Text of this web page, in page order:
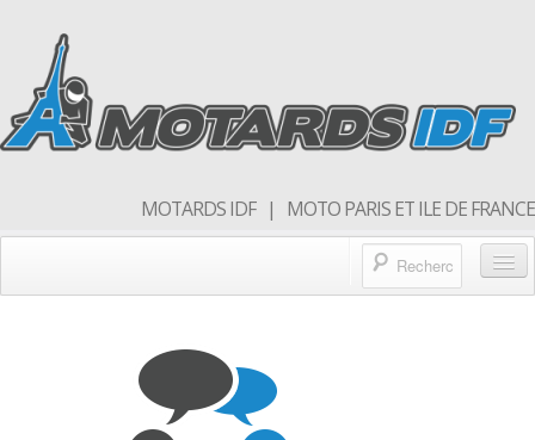
MOTARDS IDF | MOTO PARIS ET ILE DE FRANCE
Balades & sorties moto